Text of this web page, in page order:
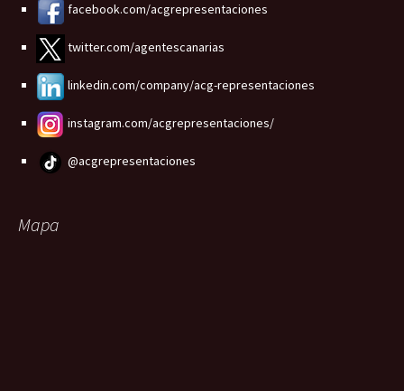
facebook.com/acgrepresentaciones
twitter.com/agentescanarias
linkedin.com/company/acg-representaciones
instagram.com/acgrepresentaciones/
@acgrepresentaciones
Mapa